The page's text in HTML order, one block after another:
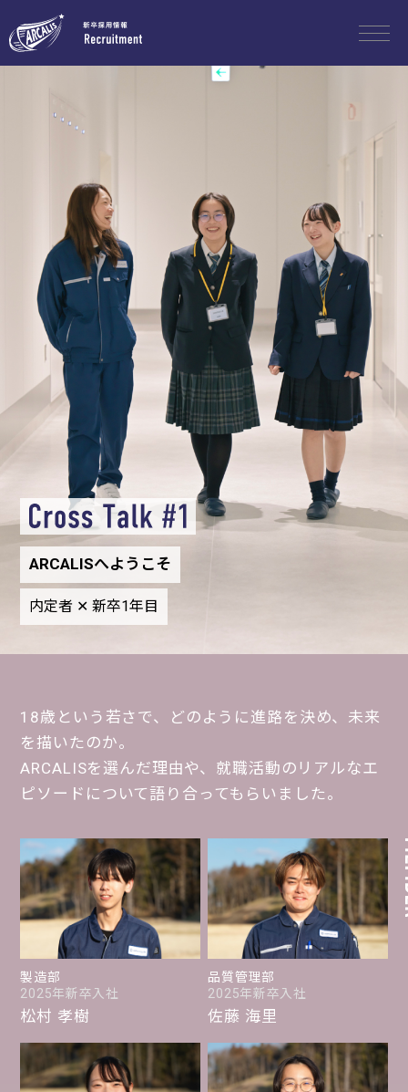
ARCALISへようこそ
内定者 ✕ 新卒1年目
18歳という若さで、どのように進路を決め、未来
を描いたのか。
ARCALISを選んだ理由や、就職活動のリアルなエ
ピソードについて語り合ってもらいました。
製造部
2025年新卒入社
松村 孝樹
品質管理部
2025年新卒入社
佐藤 海里